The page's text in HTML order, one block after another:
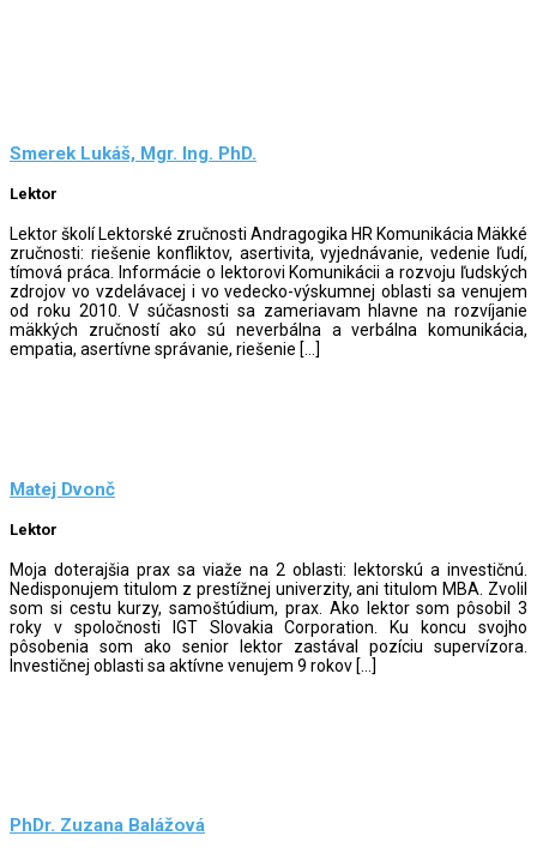
Smerek Lukáš, Mgr. Ing. PhD.
Lektor
Lektor školí Lektorské zručnosti Andragogika HR Komunikácia Mäkké
zručnosti: riešenie konfliktov, asertivita, vyjednávanie, vedenie ľudí,
tímová práca. Informácie o lektorovi Komunikácii a rozvoju ľudských
zdrojov vo vzdelávacej i vo vedecko-výskumnej oblasti sa venujem
od roku 2010. V súčasnosti sa zameriavam hlavne na rozvíjanie
mäkkých zručností ako sú neverbálna a verbálna komunikácia,
empatia, asertívne správanie, riešenie […]
Matej Dvonč
Lektor
Moja doterajšia prax sa viaže na 2 oblasti: lektorskú a investičnú.
Nedisponujem titulom z prestížnej univerzity, ani titulom MBA. Zvolil
som si cestu kurzy, samoštúdium, prax. Ako lektor som pôsobil 3
roky v spoločnosti IGT Slovakia Corporation. Ku koncu svojho
pôsobenia som ako senior lektor zastával pozíciu supervízora.
Investičnej oblasti sa aktívne venujem 9 rokov […]
PhDr. Zuzana Balážová